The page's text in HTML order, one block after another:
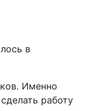
в
Именно
работу